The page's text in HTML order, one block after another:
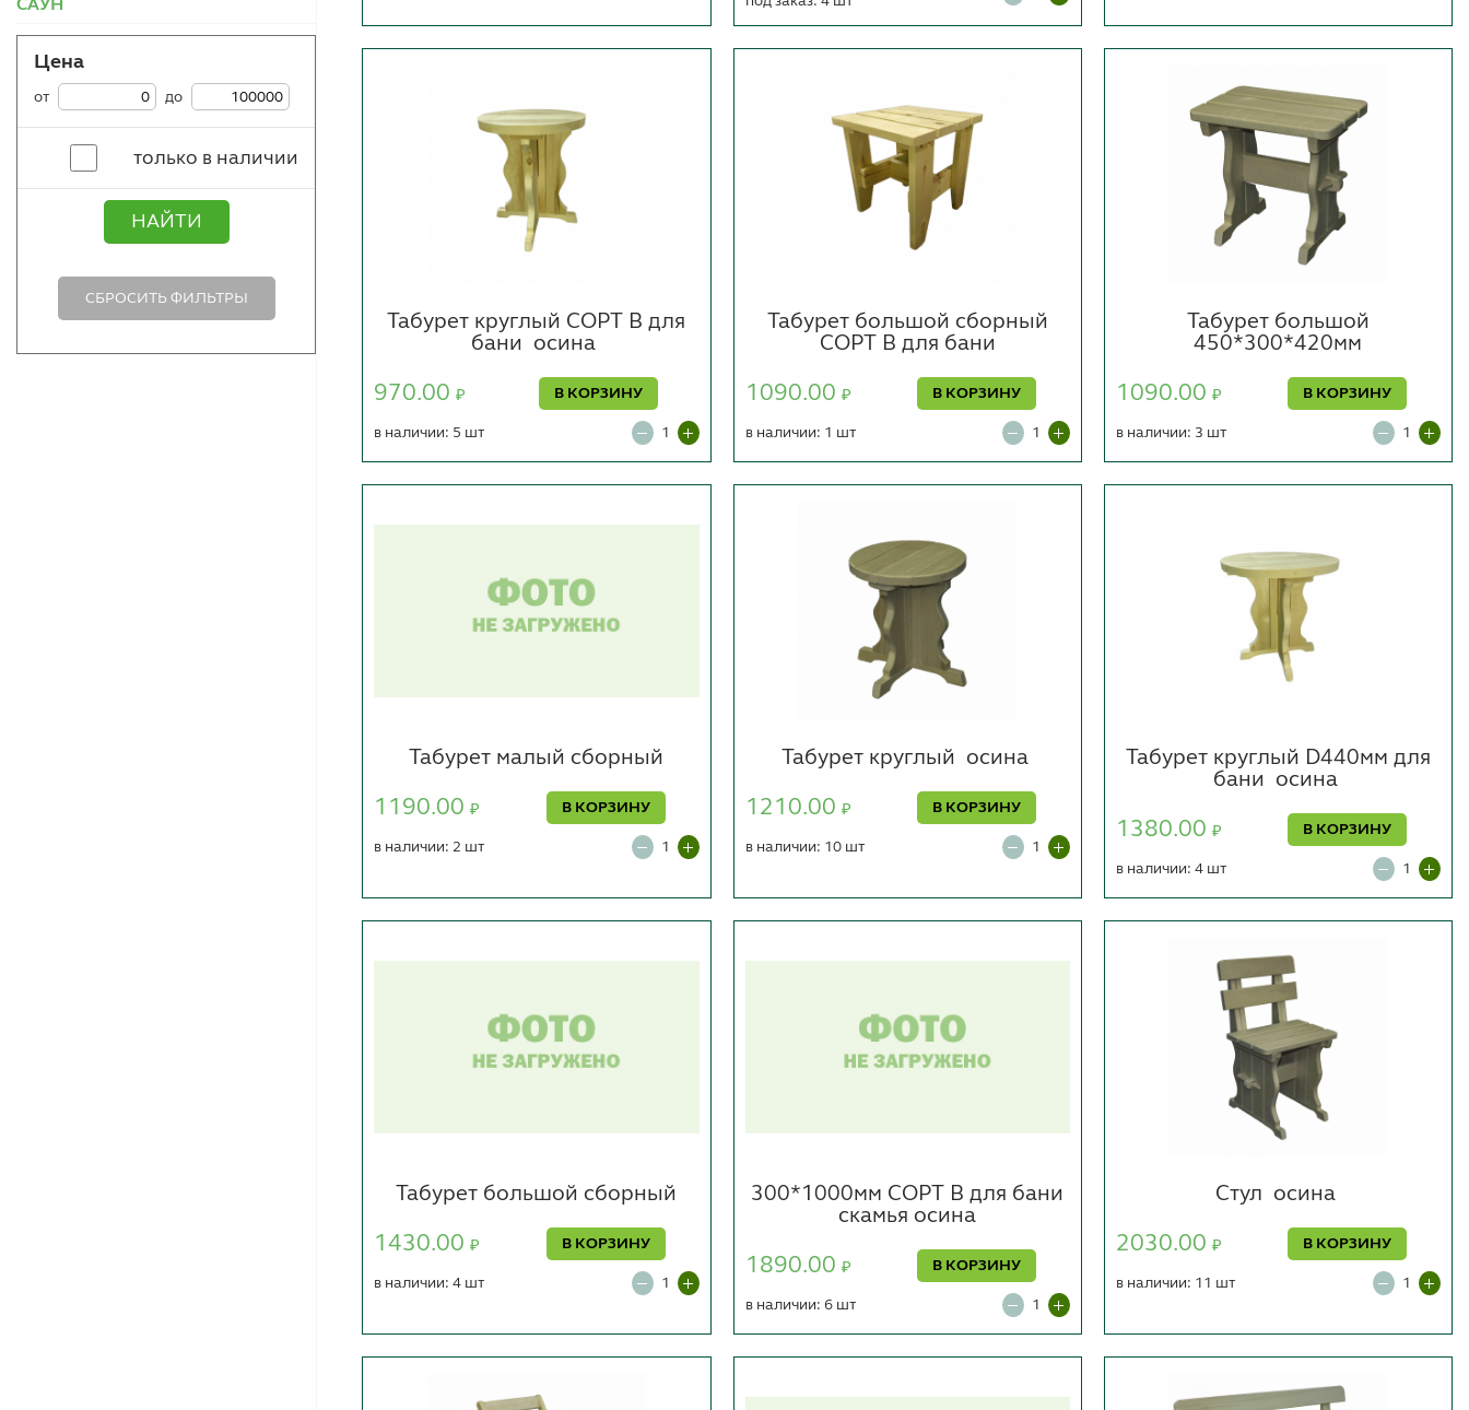
САУН
Цена
от до
только в наличии
НАЙТИ
СБРОСИТЬ ФИЛЬТРЫ
Табурет круглый СОРТ В для
бани
осина
970.00₽ В КОРЗИНУ
в наличии: 5 шт
Табурет большой сборный
СОРТ В для бани
1090.00 ₽ В КОРЗИНУ
в наличии: 1 шт
Табурет большой
450*300*420мм
1090.00 ₽ В КОРЗИНУ
в наличии: 3 шт
Табурет малый сборный
1190.00₽ В КОРЗИНУ
в наличии: 2 шт
Табурет круглый осина
1210.00 ₽ В КОРЗИНУ
в наличии: 10 шт
Табурет круглый D440мм для
бани
осина
1380.00 ₽ В КОРЗИНУ
в наличии: 4 шт
Табурет большой сборный
1430.00₽ В КОРЗИНУ
в наличии: 4 шт
300*1000мм СОРТ В для бани
скамья осина
1890.00 ₽ В КОРЗИНУ
в наличии: 6 шт
Стул осина
2030.00 ₽ В КОРЗИНУ
в наличии: 11 шт